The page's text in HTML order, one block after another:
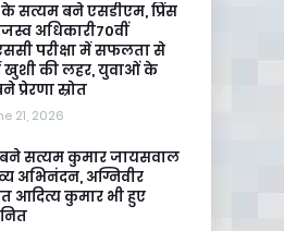
सत्यम बने एसडीएम, प्रिंस
अधिकारी70वीं
परीक्षा में सफलता से
में खुशी की लहर, युवाओं के
प्रेरणा स्रोत
21, 2026
बने सत्यम कुमार जायसवाल
अभिनंदन, अग्निवीर
आदित्य कुमार भी हुए